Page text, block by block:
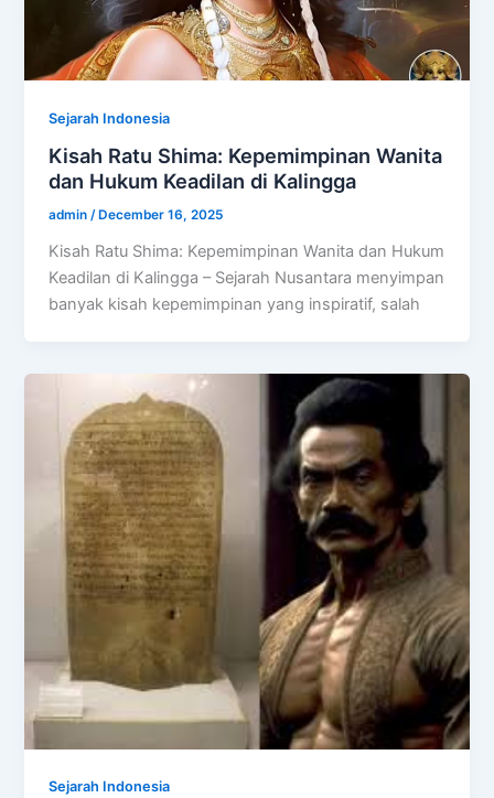
Sejarah Indonesia
Kisah Ratu Shima: Kepemimpinan Wanita
dan Hukum Keadilan di Kalingga
admin/ December 16, 2025
Kisah Ratu Shima: Kepemimpinan Wanita dan Hukum
Keadilan di Kalingga – Sejarah Nusantara menyimpan
banyak kisah kepemimpinan yang inspiratif, salah
Sejarah Indonesia